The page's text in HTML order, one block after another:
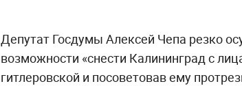
Депутат Госдумы Алексей Чепа резко
возможности «снести Калининград с
гитлеровской и посоветовав ему